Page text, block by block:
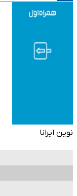
نوین ایرانا